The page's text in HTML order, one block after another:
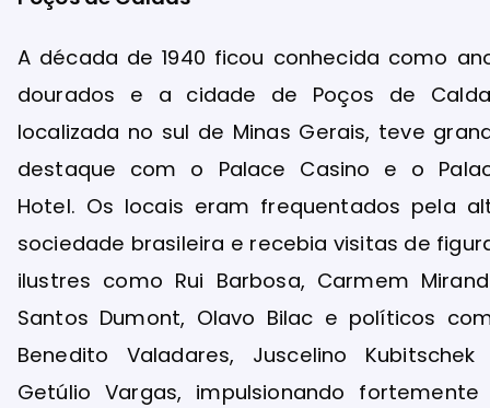
A década de 1940 ficou conhecida como
dourados e a cidade de Poços de
localizada no sul de Minas Gerais, teve
destaque com o Palace Casino e o
Hotel. Os locais eram frequentados pela
sociedade brasileira e recebia visitas de
ilustres como Rui Barbosa, Carmem
Santos Dumont, Olavo Bilac e políticos
Benedito Valadares, Juscelino
Getúlio Vargas, impulsionando